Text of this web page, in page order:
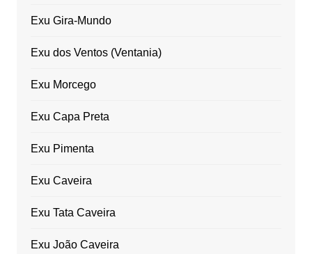
Exu Gira-Mundo
Exu dos Ventos (Ventania)
Exu Morcego
Exu Capa Preta
Exu Pimenta
Exu Caveira
Exu Tata Caveira
Exu João Caveira